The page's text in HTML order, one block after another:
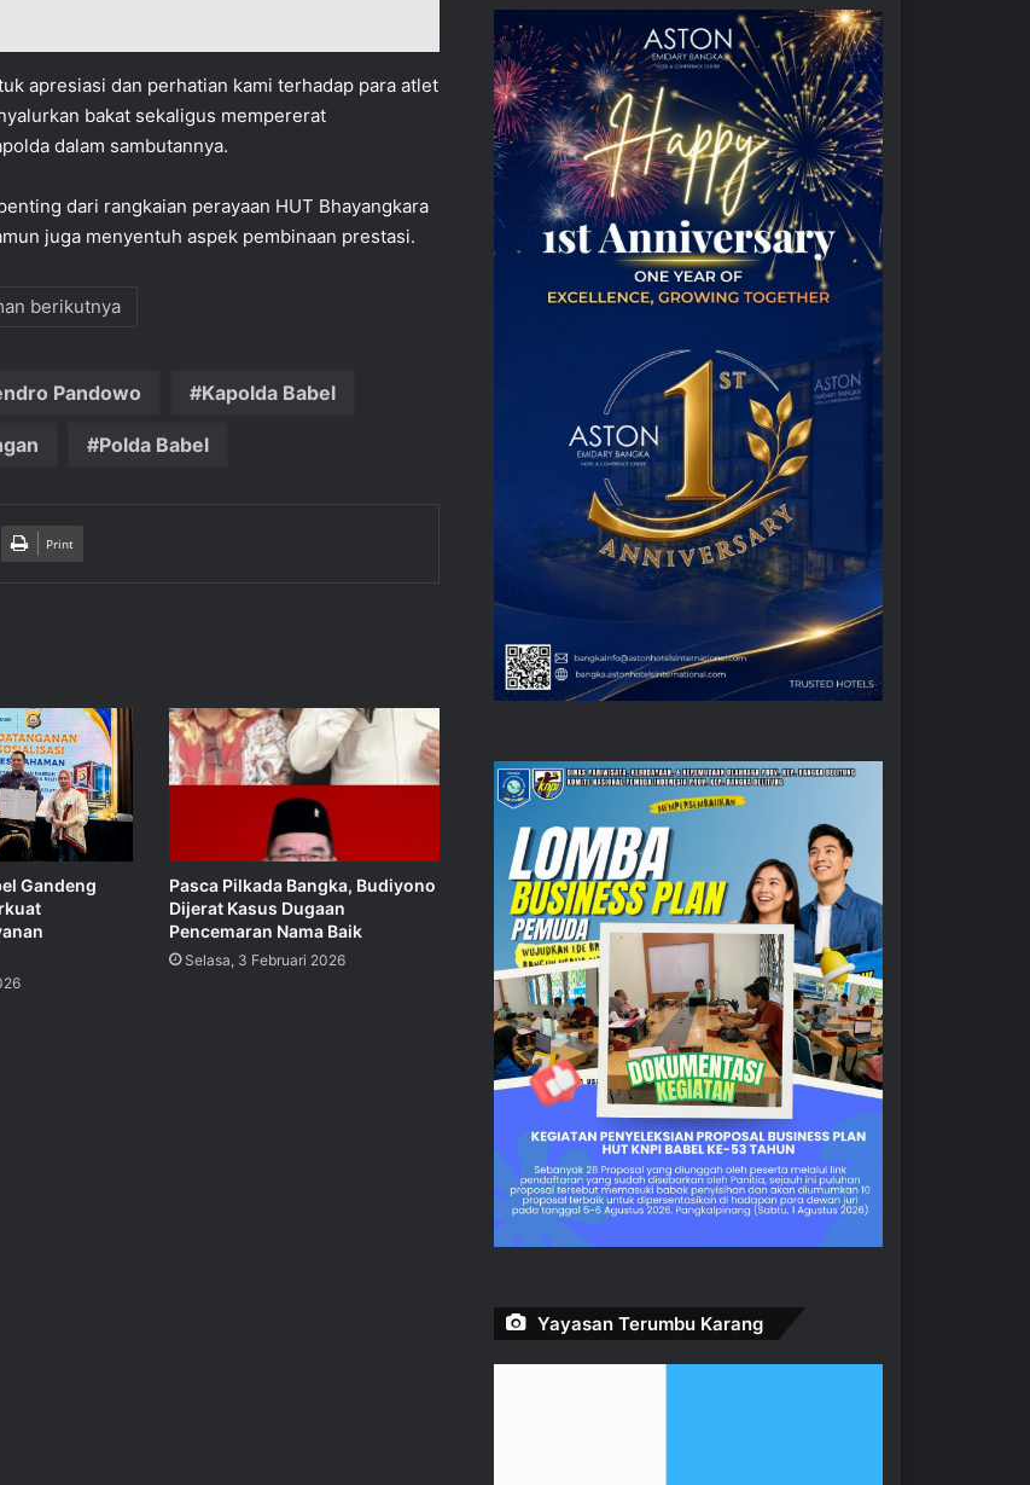
apresiasi dan perhatian kami terhadap para atlet
bakat sekaligus mempererat
dalam sambutannya.
dari rangkaian perayaan HUT Bhayangkara
juga menyentuh aspek pembinaan prestasi.
berikutnya
Pandowo Kapolda Babel
Polda Babel
Print
Gandeng
Pasca Pilkada Bangka, Budiyono
Dijerat Kasus Dugaan
Pencemaran Nama Baik
Selasa, 3 Februari 2026
Yayasan Terumbu Karang